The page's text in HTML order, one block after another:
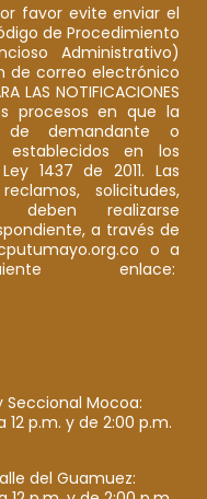
favor evite enviar el
de Procedimiento
Administrativo)
de correo electrónico
LAS NOTIFICACIONES
procesos en que la
demandante o
en los
1437 de 2011. Las
solicitudes,
deben realizarse
a través de
o a
enlace:
Seccional Mocoa:
12 p.m. y de 2:00 p.m.
del Guamuez: